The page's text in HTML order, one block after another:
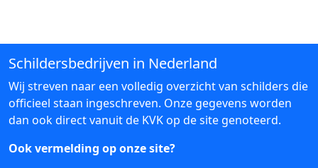
Schildersbedrijven in Nederland
Wij streven naar een volledig overzicht van schilders die
officieel staan ingeschreven. Onze gegevens worden
dan ook direct vanuit de KVK op de site genoteerd.
Ook vermelding op onze site?